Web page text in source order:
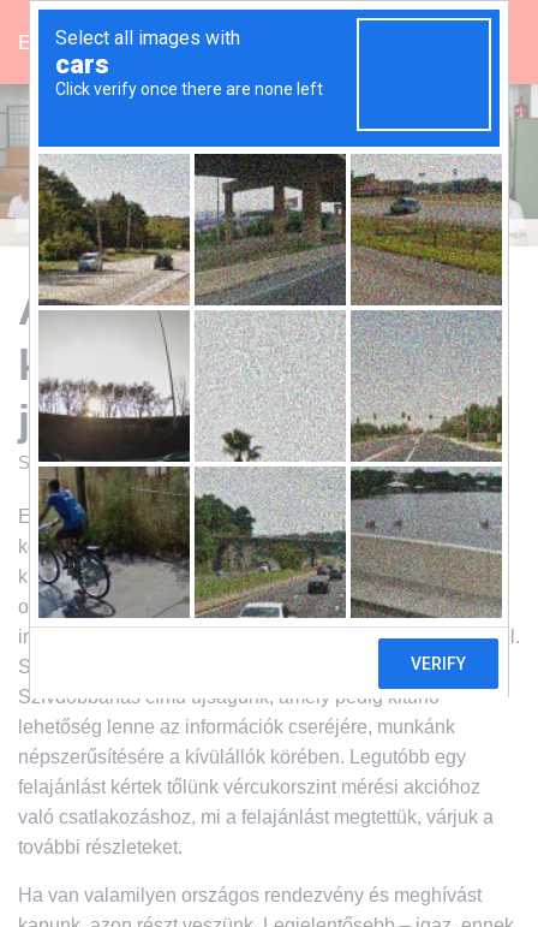
Egriszivegyesulet.hu
G
Á
C
I
Ó
B
E
-
/
K
I
K
A
P
C
S
O
L
Á
S
A
Az Egri Szív Egyesület
közhasznúsági
jelentése a 2008. évről
Szerző:admin.egriszivKözzétéve:2016-09-02
Egyesületünk, mint ismert, 2005 óta működik önálló
közhasznú egyesületként. Önállóságunk
kihangsúlyozásával igyekszünk kapcsolatot tartani az
országos szervezettel, annak érdekében, hogy minél több
információval rendelkezzünk társszervezeteink munkájáról.
Sajnos továbbra sem jelenik meg az országos terjesztésű
Szívdobbanás című újságunk, amely pedig kitűnő
lehetőség lenne az információk cseréjére, munkánk
népszerűsítésére a kívülállók körében. Legutóbb egy
felajánlást kértek tőlünk vércukorszint mérési akcióhoz
való csatlakozáshoz, mi a felajánlást megtettük, várjuk a
további részleteket.
Ha van valamilyen országos rendezvény és meghívást